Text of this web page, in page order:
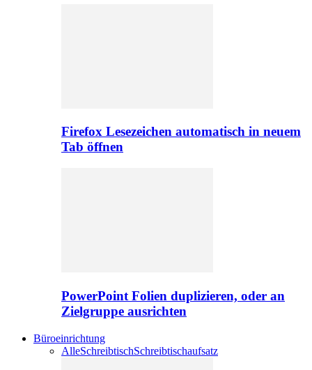
Firefox Lesezeichen automatisch in neuem
Tab öffnen
PowerPoint Folien duplizieren, oder an
Zielgruppe ausrichten
Büroeinrichtung
AlleSchreibtischSchreibtischaufsatz